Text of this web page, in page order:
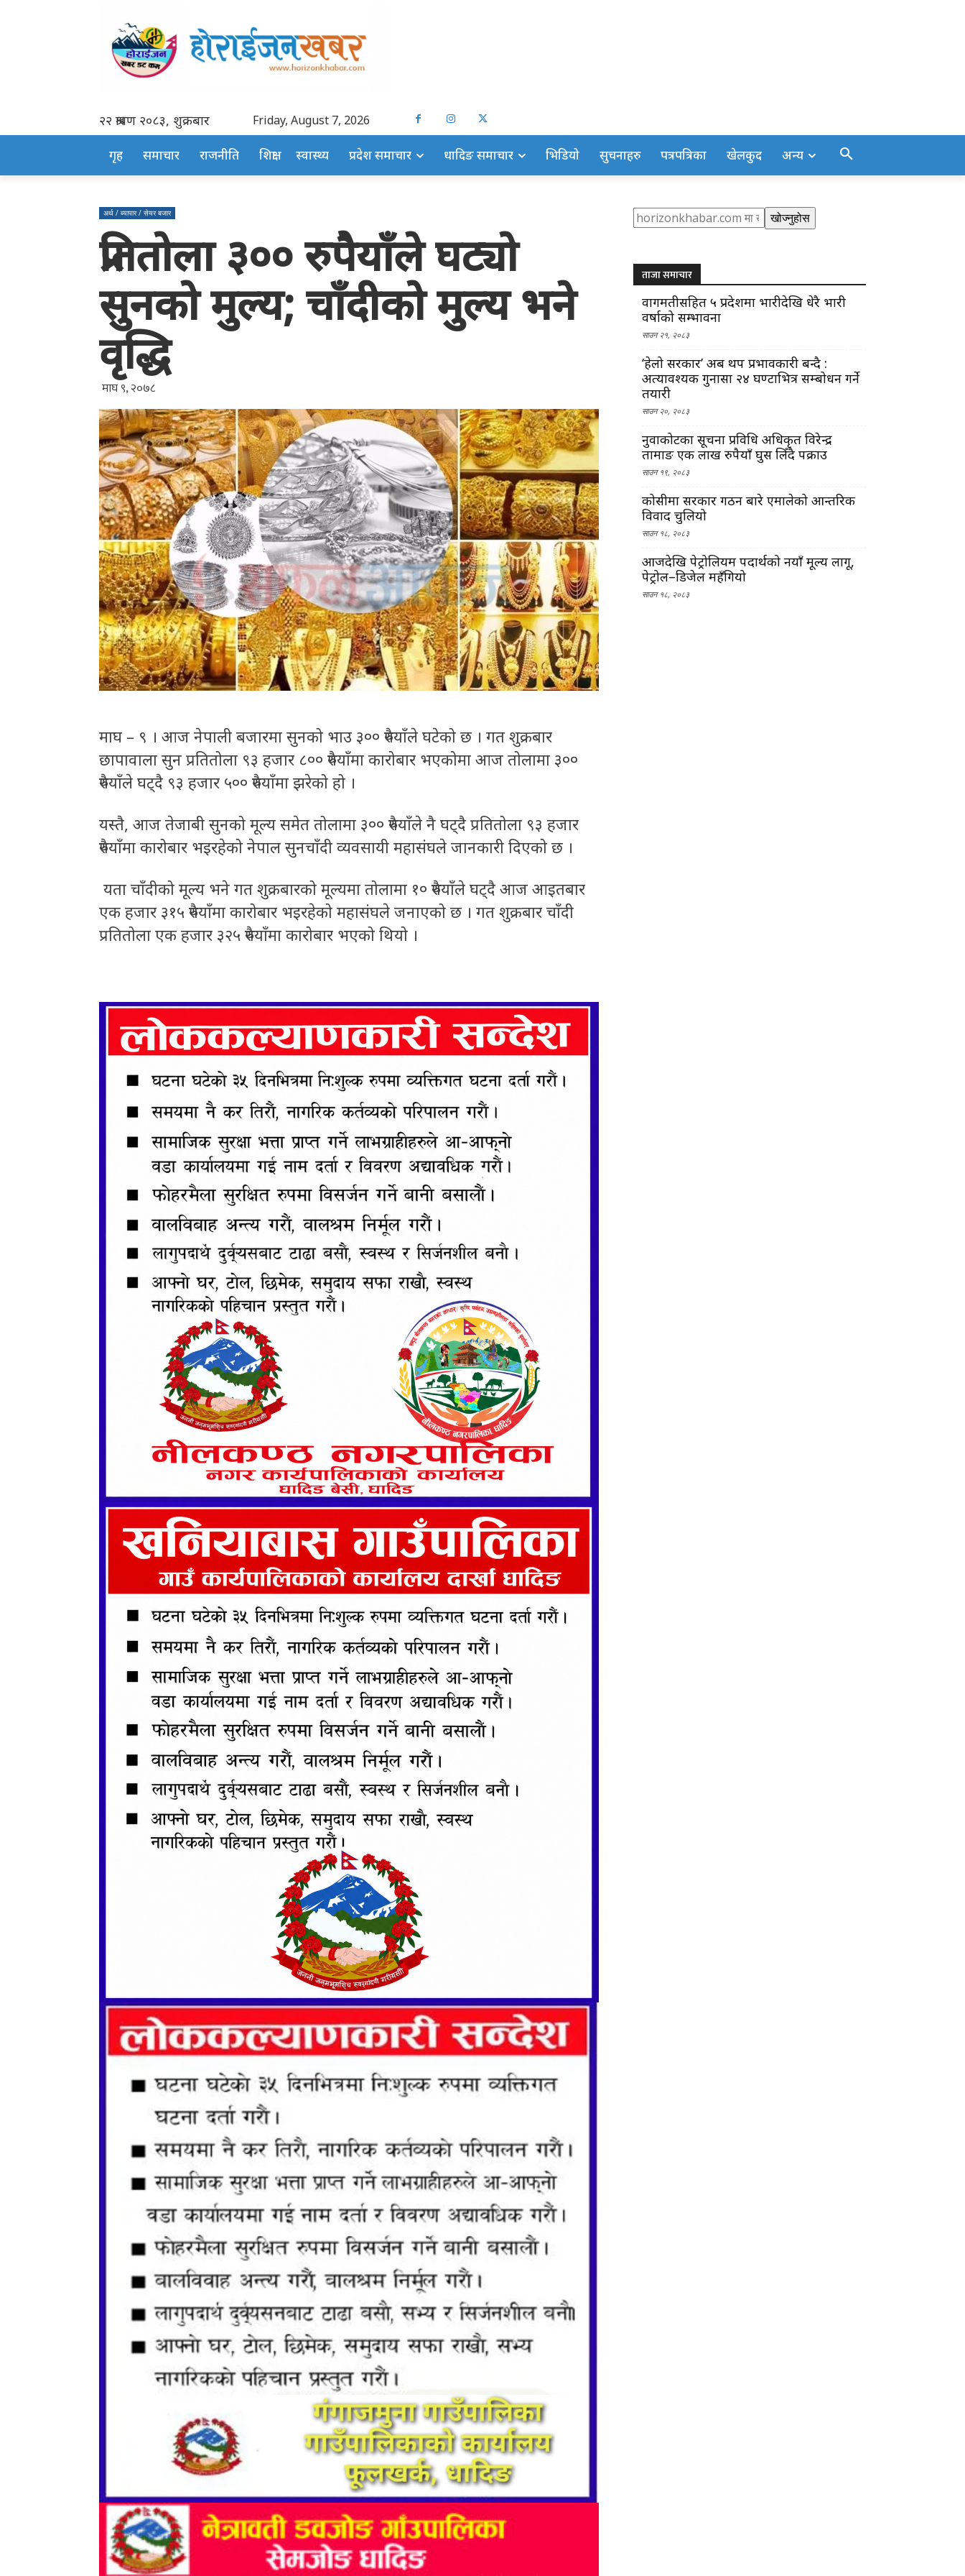
२२ श्रावण २०८३, शुक्रबार Friday, August 7, 2026
गृह समाचार राजनीति शिक्षा स्वास्थ्य प्रदेश समाचार धादिङ समाचार भिडियो सुचनाहरु पत्रपत्रिका खेलकुद अन्य
अर्थ / ब्यापार / सेयर बजार
प्रतितोला ३०० रुपैयाँले घट्यो
सुनको मुल्य; चाँदीको मुल्य भने
वृद्धि
माघ ९, २०७८
माघ – ९ । आज नेपाली बजारमा सुनको भाउ ३०० रुपैयाँले घटेको छ । गत शुक्रबार
छापावाला सुन प्रतितोला ९३ हजार ८०० रुपैयाँमा कारोबार भएकोमा आज तोलामा ३००
रुपैयाँले घट्दै ९३ हजार ५०० रुपैयाँमा झरेको हो ।
यस्तै, आज तेजाबी सुनको मूल्य समेत तोलामा ३०० रुपैयाँले नै घट्दै प्रतितोला ९३ हजार
रुपैयाँमा कारोबार भइरहेको नेपाल सुनचाँदी व्यवसायी महासंघले जानकारी दिएको छ ।
यता चाँदीको मूल्य भने गत शुक्रबारको मूल्यमा तोलामा १० रुपैयाँले घट्दै आज आइतबार
एक हजार ३१५ रुपैयाँमा कारोबार भइरहेको महासंघले जनाएको छ । गत शुक्रबार चाँदी
प्रतितोला एक हजार ३२५ रुपैयाँमा कारोबार भएको थियो ।
Search खोज्नुहोस
ताजा समाचार
वागमतीसहित ५ प्रदेशमा भारीदेखि धेरै भारी
वर्षाको सम्भावना
साउन २१, २०८३
‘हेलो सरकार’ अब थप प्रभावकारी बन्दै :
अत्यावश्यक गुनासा २४ घण्टाभित्र सम्बोधन गर्ने
तयारी
साउन २०, २०८३
नुवाकोटका सूचना प्रविधि अधिकृत विरेन्द्र
तामाङ एक लाख रुपैयाँ घुस लिँदै पक्राउ
साउन १९, २०८३
कोसीमा सरकार गठन बारे एमालेको आन्तरिक
विवाद चुलियो
साउन १८, २०८३
आजदेखि पेट्रोलियम पदार्थको नयाँ मूल्य लागू,
पेट्रोल–डिजेल महँगियो
साउन १८, २०८३